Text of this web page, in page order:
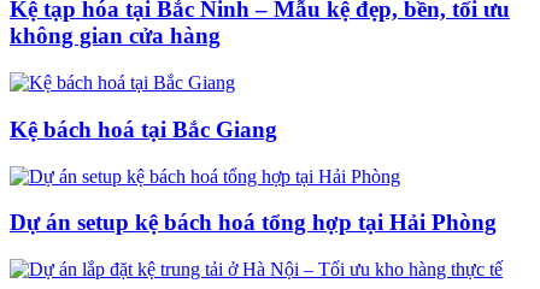
Kệ tạp hóa tại Bắc Ninh – Mẫu kệ đẹp, bền, tối ưu
không gian cửa hàng
Kệ bách hoá tại Bắc Giang
Dự án setup kệ bách hoá tổng hợp tại Hải Phòng